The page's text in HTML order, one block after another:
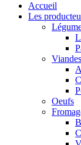
Accueil
Les
Viandes
Oeufs